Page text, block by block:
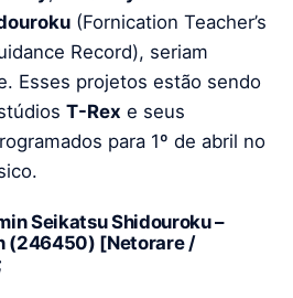
(Fornication Teacher’s
Record), seriam
Esses projetos estão sendo
T-Rex e seus
para 1º de abril no
Seikatsu Shidouroku –
(246450) [Netorare /